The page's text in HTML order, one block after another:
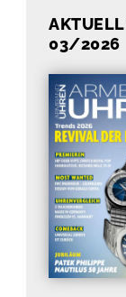
03/2026